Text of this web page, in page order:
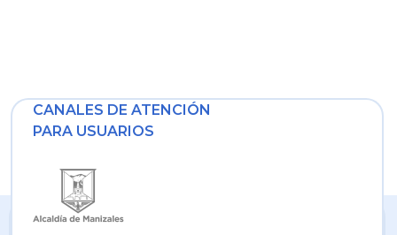
CANALES DE ATENCIÓN
PARA USUARIOS